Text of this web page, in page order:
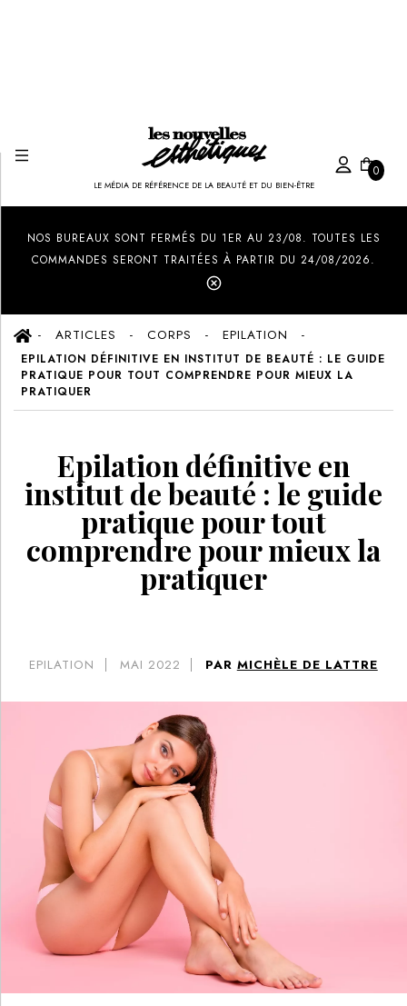
LE MÉDIA DE RÉFÉRENCE DE LA BEAUTÉ ET DU BIEN-ÊTRE
0
NOS BUREAUX SONT FERMÉS DU 1ER AU 23/08. TOUTES LES
COMMANDES SERONT TRAITÉES À PARTIR DU 24/08/2026.
ARTICLES CORPS EPILATION
EPILATION DÉFINITIVE EN INSTITUT DE BEAUTÉ : LE GUIDE
PRATIQUE POUR TOUT COMPRENDRE POUR MIEUX LA
PRATIQUER
Epilation définitive en
institut de beauté : le guide
pratique pour tout
comprendre pour mieux la
pratiquer
EPILATION MAI 2022 PAR MICHÈLE DE LATTRE